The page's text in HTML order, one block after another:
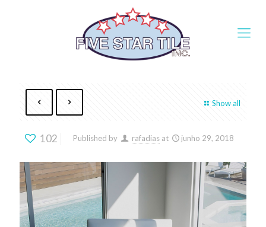
Show all
102 Published by rafadias at junho 29, 2018